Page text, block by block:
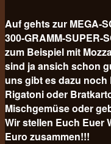
Auf gehts zur MEGA-
300-GRAMM-SUPER-
zum Beispiel mit
sind ja ansich schon
uns gibt es dazu noch
Rigatoni oder
Mischgemüse oder
Wir stellen Euch Euer
Euro zusammen!!!